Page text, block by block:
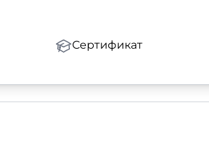
Сертификат